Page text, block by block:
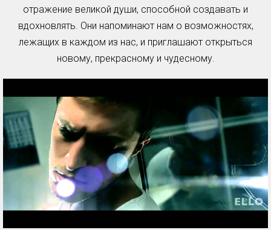
отражение великой души, способной создавать и
вдохновлять. Они напоминают нам о возможностях,
лежащих в каждом из нас, и приглашают открыться
новому, прекрасному и чудесному.